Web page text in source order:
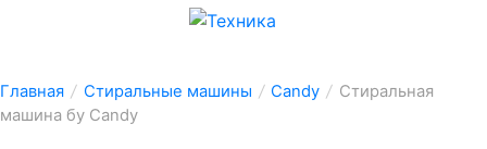
Главная / Стиральные машины / Candy / Стиральная
машина бу Candy